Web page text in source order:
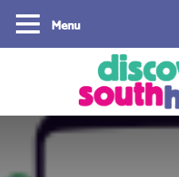
Menu
Copyright ©2024